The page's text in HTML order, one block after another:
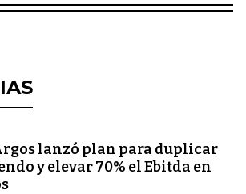
lanzó plan para duplicar
y elevar 70% el Ebitda en